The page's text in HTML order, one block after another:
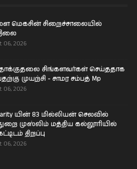
மெகசின் சிறைச்சாலையில்
06, 2026
சிங்களவர்கள் செய்ததாக
முயற்சி - சாமர சம்பத் Mp
06, 2026
யின் 83 மில்லியன் செலவில்
முஸ்லிம் மத்திய கல்லூரியில்
திறப்பு
06, 2026